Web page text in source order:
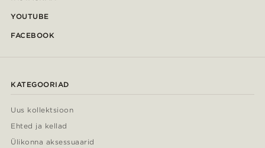
YOUTUBE
FACEBOOK
KATEGOORIAD
Uus kollektsioon
Ehted ja kellad
Ülikonna aksessuaarid